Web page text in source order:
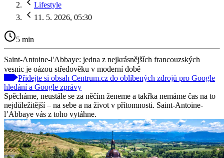
Lifestyle
11. 5. 2026, 05:30
5 min
Saint-Antoine-l'Abbaye: jedna z nejkrásnějších francouzských
vesnic je oázou středověku v moderní době
Přidejte si obsah Centrum.cz do oblíbených zdrojů pro Google
hledání a Google zprávy
Spěcháme, neustále se za něčím ženeme a takřka nemáme čas na to
nejdůležitější – na sebe a na život v přítomnosti. Saint-Antoine-
l’Abbaye vás z toho vytáhne.